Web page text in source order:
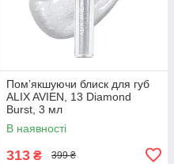
Помʼякшуючи блиск для губ
ALIX AVIEN, 13 Diamond
Burst, 3 мл
В наявності
313 ₴ 399 ₴